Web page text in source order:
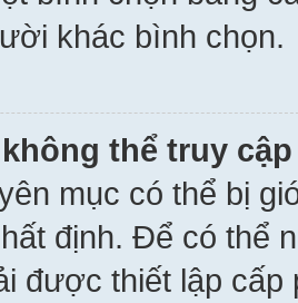
khác bình chọn.
thể truy
mục có thể bị
định. Để có thể
được thiết lập